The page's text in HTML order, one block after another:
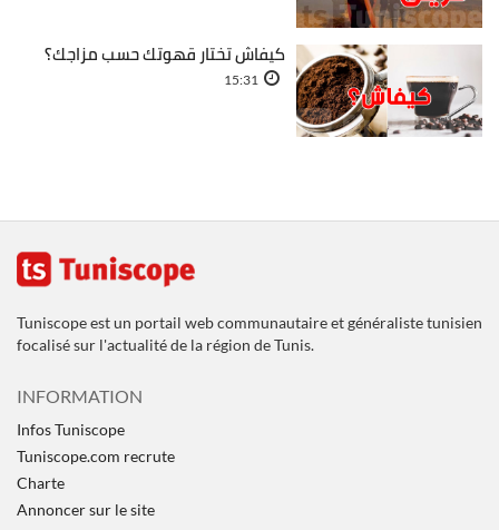
كيفاش تختار قهوتك حسب مزاجك؟
15:31
Tuniscope est un portail web communautaire et généraliste tunisien
focalisé sur l'actualité de la région de Tunis.
INFORMATION
Infos Tuniscope
Tuniscope.com recrute
Charte
Annoncer sur le site